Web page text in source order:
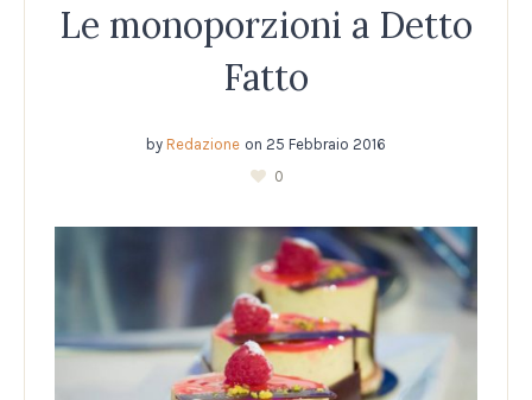
Le monoporzioni a Detto
Fatto
by Redazione on 25 Febbraio 2016
0